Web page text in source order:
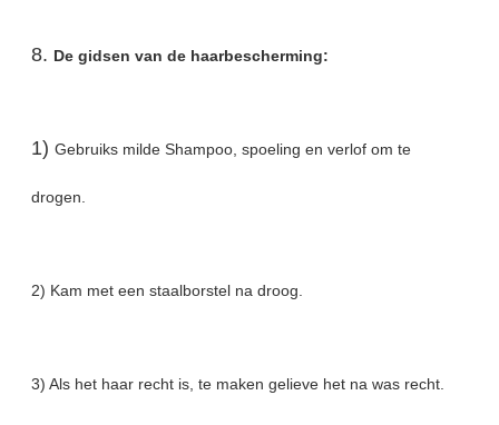
8. De gidsen van de haarbescherming:
1) Gebruiks milde Shampoo, spoeling en verlof om te
drogen.
2) Kam met een staalborstel na droog.
3) Als het haar recht is, te maken gelieve het na was recht.